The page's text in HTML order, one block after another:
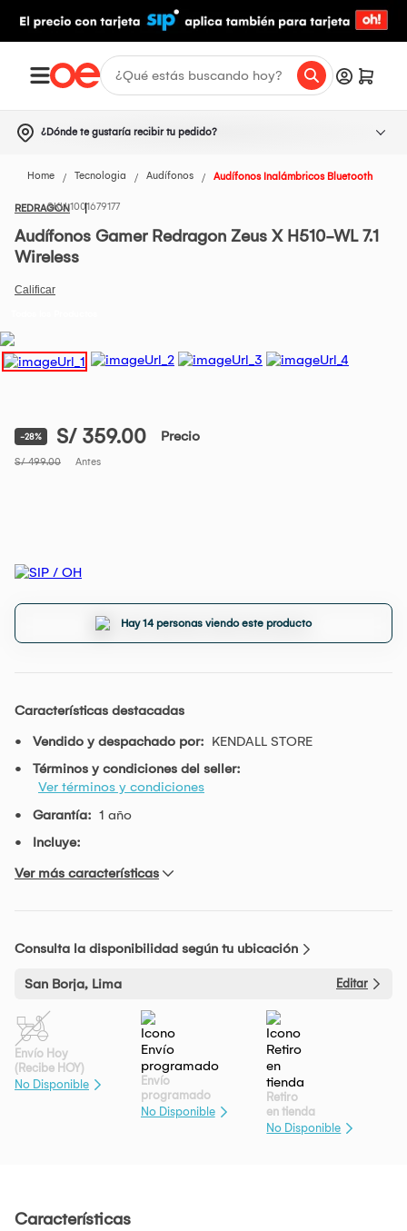
¿Dónde te gustaría recibir tu pedido?
Home Tecnologia Audífonos Audífonos Inalámbricos Bluetooth
REDRAGON1001679177
Audífonos Gamer Redragon Zeus X H510-WL 7.1
Wireless
-28% S/ 359.00 Precio
S/ 499.00 Antes
Hay 14 personas viendo este producto
Características destacadas
Vendido y despachado por: KENDALL STORE
Términos y condiciones del seller:
Ver términos y condiciones
Garantía: 1 año
Incluye:
Ver más características
Consulta la disponibilidad según tu ubicación
San Borja, Lima Editar
Envío Hoy
(Recibe HOY)
No Disponible
Envío
programado
No Disponible
Retiro
en tienda
No Disponible
Características